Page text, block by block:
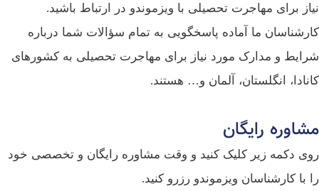
برای مهاجرت تحصیلی با ویزموندو در ارتباط باشید.
ما آماده پاسخگویی به تمام سؤالات شما درباره
و مدارک مورد نیاز برای مهاجرت تحصیلی به کشورهای
انگلستان، آلمان و… هستند.
رایگان
دکمه زیر کلیک کنید و وقت مشاوره رایگان و تخصصی خود
با کارشناسان ویزموندو رزرو کنید.